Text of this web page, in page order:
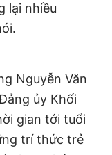
lại nhiều
Nguyễn Văn
ủy Khối
gian tới tuổi
trí thức trẻ